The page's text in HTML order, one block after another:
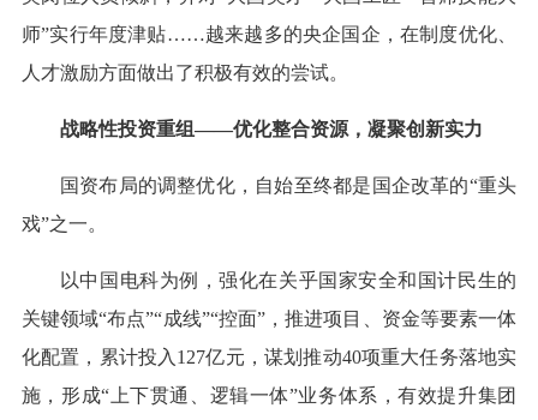
师”实行年度津贴……越来越多的央企国企，在制度优化、
人才激励方面做出了积极有效的尝试。
战略性投资重组——优化整合资源，凝聚创新实力
国资布局的调整优化，自始至终都是国企改革的“重头
戏”之一。
以中国电科为例，强化在关乎国家安全和国计民生的
关键领域“布点”“成线”“控面”，推进项目、资金等要素一体
化配置，累计投入127亿元，谋划推动40项重大任务落地实
施，形成“上下贯通、逻辑一体”业务体系，有效提升集团